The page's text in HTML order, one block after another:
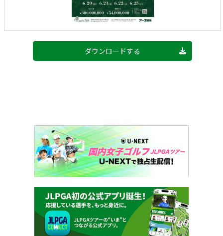
ダウンロードする